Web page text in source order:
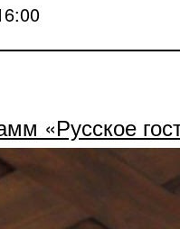
«Русское